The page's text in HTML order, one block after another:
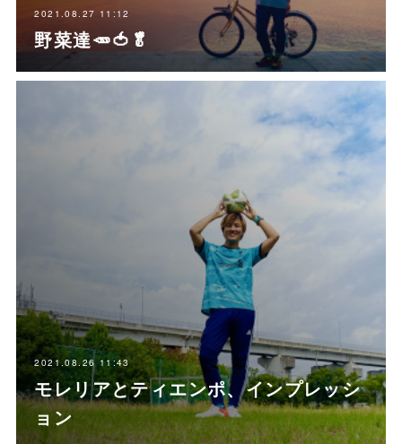
2021.08.27 11:12
野菜達🥕🍅🥬
2021.08.26 11:43
モレリアとティエンポ、インプレッシ
ョン